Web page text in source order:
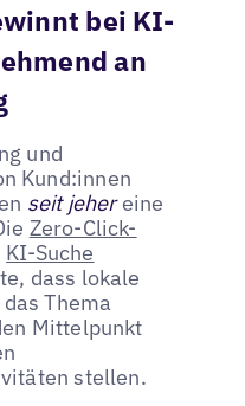
bei KI-
an
und
Kund:innen
seit jehereine
Zero-Click-
KI-Suche
dass lokale
Thema
Mittelpunkt
stellen.